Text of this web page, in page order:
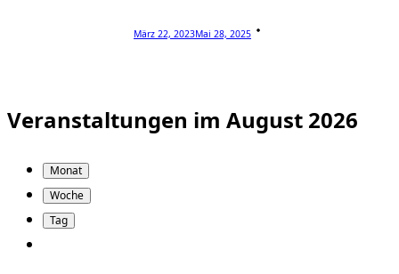
März 22, 2023Mai 28, 2025
Veranstaltungen im August 2026
Monat
Woche
Tag